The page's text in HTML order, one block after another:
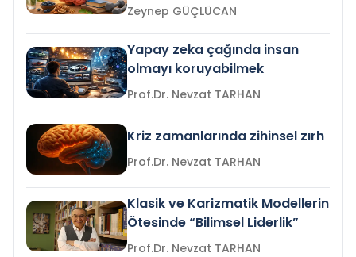
Zeynep GÜÇLÜCAN
Yapay zeka çağında insan
olmayı koruyabilmek
Prof.Dr. Nevzat TARHAN
Kriz zamanlarında zihinsel zırh
Prof.Dr. Nevzat TARHAN
Klasik ve Karizmatik Modellerin
Ötesinde “Bilimsel Liderlik”
Prof.Dr. Nevzat TARHAN